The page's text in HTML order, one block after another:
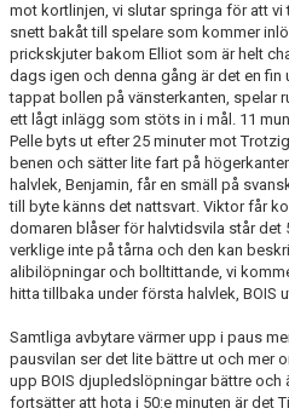
mot kortlinjen, vi slutar springa för att
snett bakåt till spelare som kommer
prickskjuter bakom Elliot som är helt
dags igen och denna gång är det en fin
tappat bollen på vänsterkanten, spelar
ett lågt inlägg som stöts in i mål. 11
Pelle byts ut efter 25 minuter mot
benen och sätter lite fart på
halvlek, Benjamin, får en smäll på
till byte känns det nattsvart. Viktor får
domaren blåser för halvtidsvila står det
verklige inte på tårna och den kan
alibilöpningar och bolltittande, vi
hitta tillbaka under första halvlek, BOIS
Samtliga avbytare värmer upp i paus
pausvilan ser det lite bättre ut och mer
upp BOIS djupledslöpningar bättre och
fortsätter att hota i 50:e minuten är det